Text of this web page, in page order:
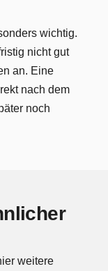
wichtig.
nicht gut
an. Eine
nach dem
noch
weitere